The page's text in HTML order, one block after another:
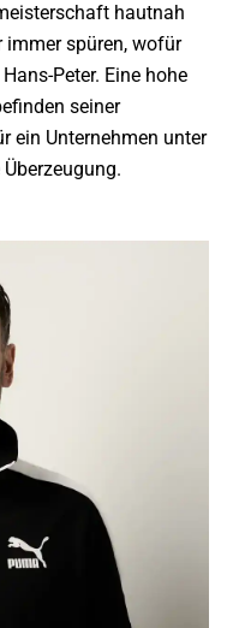
hautnah
immer spüren, wofür
Peter. Eine hohe
seiner
ein Unternehmen unter